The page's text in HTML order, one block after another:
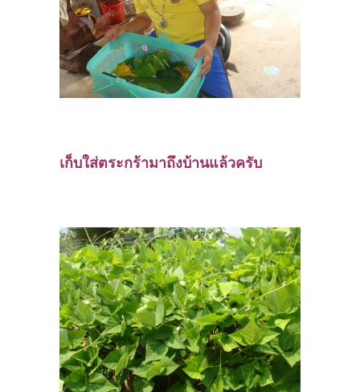
เก็บใส่ตระกร้ามาถึงบ้านแล้วครับ